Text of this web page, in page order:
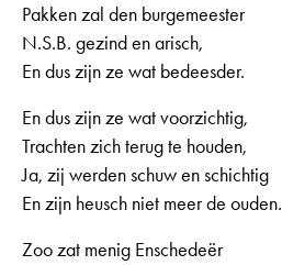
Pakken zal den burgemeester
N.S.B. gezind en arisch,
En dus zijn ze wat bedeesder.
En dus zijn ze wat voorzichtig,
Trachten zich terug te houden,
Ja, zij werden schuw en schichtig
En zijn heusch niet meer de ouden.
Zoo zat menig Enschedeër